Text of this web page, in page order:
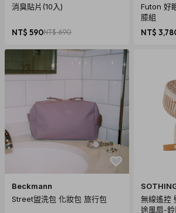
消臭貼片(10入)
NT$ 590NT$ 690
Futon 好
膝組
NT$
Beckmann
Street盥洗包 化妝包 旅行包
無線遙控
途風扇-